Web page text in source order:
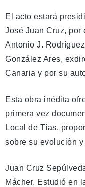
El acto estará
José Juan Cruz,
Antonio J.
González Ares,
Canaria y por su
Esta obra inédita
primera vez
Local de Tías,
sobre su evolución
Juan Cruz
Mácher. Estudió en